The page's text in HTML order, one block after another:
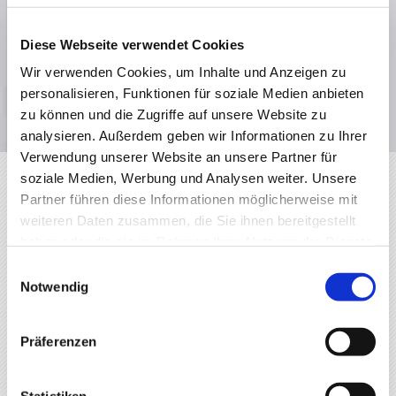
Diese Webseite verwendet Cookies
Wir verwenden Cookies, um Inhalte und Anzeigen zu
personalisieren, Funktionen für soziale Medien anbieten
zu können und die Zugriffe auf unsere Website zu
analysieren. Außerdem geben wir Informationen zu Ihrer
Verwendung unserer Website an unsere Partner für
soziale Medien, Werbung und Analysen weiter. Unsere
Partner führen diese Informationen möglicherweise mit
weiteren Daten zusammen, die Sie ihnen bereitgestellt
Notwendig
Präferenzen
Bodenbelagsarbeiten
Unsere vielfältigen Malerleistungen
im Überblick
Bringen Sie Farbe in Ihr Leben und in das Ihrer
Einsatz von kreativen Farb- und
Lebensraum zu verschönern – sei es im Innenbereich
oder im Außenbereich. Individuelle Lösungen und
handwerklicher Perfektionismus verleihen unserem